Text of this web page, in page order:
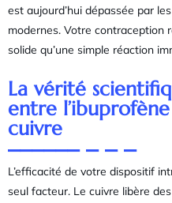
est aujourd’hui dépassée par
modernes. Votre contraception
solide qu’une simple réaction
La vérité
entre
cuivre
L’efficacité de votre dispositif
seul facteur. Le cuivre libère